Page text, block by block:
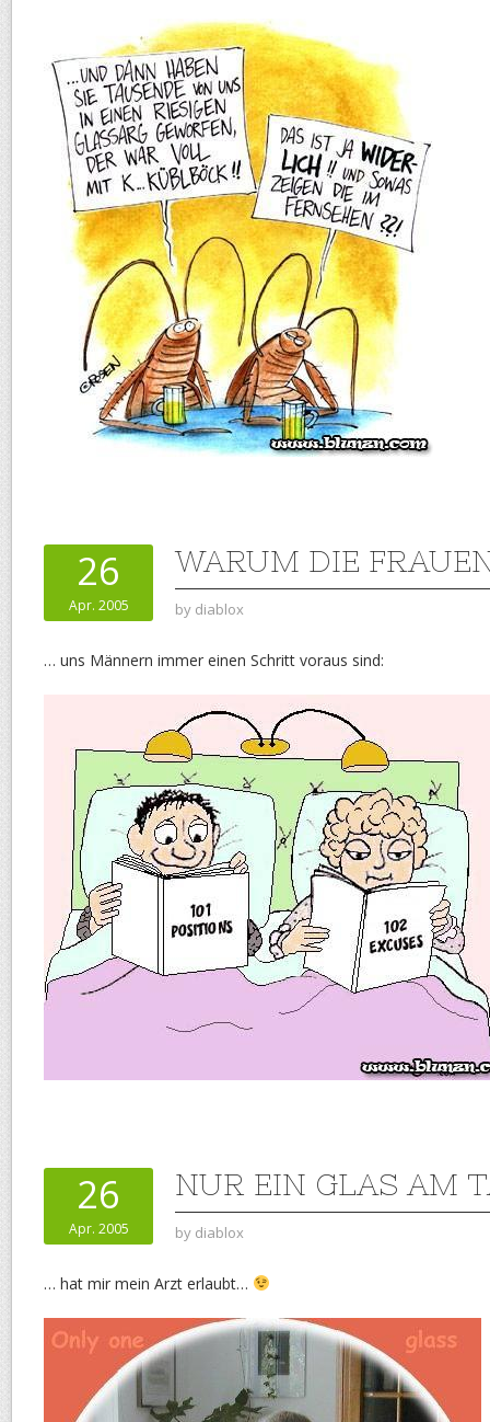
26
Apr. 2005
WARUM DIE
by diablox
… uns Männern immer einen Schritt voraus sind:
26
Apr. 2005
NUR EIN GLAS AM
by diablox
… hat mir mein Arzt erlaubt…